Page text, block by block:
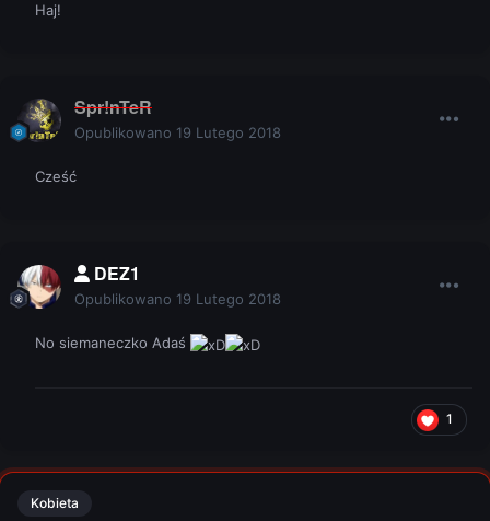
Haj!
Spr!nTeR
Opublikowano 19 Lutego 2018
Cześć
DEZ1
Opublikowano 19 Lutego 2018
No siemaneczko Adaś
1
Kobieta